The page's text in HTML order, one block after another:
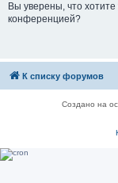
Вы уверены, что
конференцией?
К списку форумов
Создано на